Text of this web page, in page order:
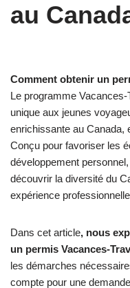
au
Comment obtenir un
Le programme
unique aux jeunes
enrichissante au Canada,
Conçu pour favoriser les
développement
découvrir la diversité du
expérience
Dans cet article, nous
un permis Vacances-
les démarches
compte pour une